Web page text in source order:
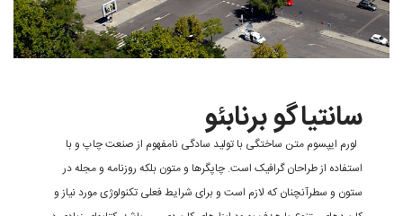
سانتیاگو برنابئو
لورم ایپسوم متن ساختگی با تولید سادگی نامفهوم از صنعت چاپ و با
استفاده از طراحان گرافیک است. چاپگرها و متون بلکه روزنامه و مجله در
ستون و سطرآنچنان که لازم است و برای شرایط فعلی تکنولوژی مورد نیاز و